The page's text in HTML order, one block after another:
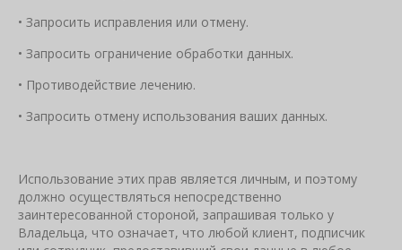
• Запросить исправления или отмену.
• Запросить ограничение обработки данных.
• Противодействие лечению.
• Запросить отмену использования ваших данных.
Использование этих прав является личным, и поэтому
должно осуществляться непосредственно
заинтересованной стороной, запрашивая только у
Владельца, что означает, что любой клиент, подписчик